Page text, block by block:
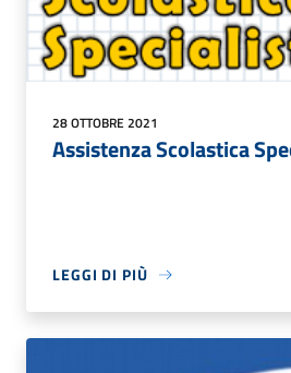
28 OTTOBRE 2021
Assistenza Scolastica
LEGGI DI PIÙ